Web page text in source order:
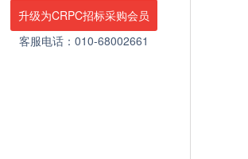
升级为CRPC招标采购会员
客服电话：010-68002661